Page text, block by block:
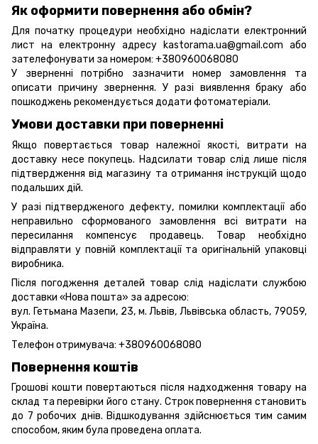
Як оформити повернення або обмін?
Для початку процедури необхідно надіслати електронний
лист на електронну адресу kastorama.ua@gmail.com або
зателефонувати за номером: +380960068080
У зверненні потрібно зазначити номер замовлення та
описати причину звернення. У разі виявлення браку або
пошкоджень рекомендується додати фотоматеріали.
Умови доставки при поверненні
Якщо повертається товар належної якості, витрати на
доставку несе покупець. Надсилати товар слід лише після
підтвердження від магазину та отримання інструкцій щодо
подальших дій.
У разі підтвердженого дефекту, помилки комплектації або
неправильно сформованого замовлення всі витрати на
пересилання компенсує продавець. Товар необхідно
відправляти у повній комплектації та оригінальній упаковці
виробника.
Після погодження деталей товар слід надіслати службою
доставки «Нова пошта» за адресою:
вул. Гетьмана Мазепи, 23, м. Львів, Львівська область, 79059,
Україна.
Телефон отримувача: +380960068080
Повернення коштів
Грошові кошти повертаються після надходження товару на
склад та перевірки його стану. Строк повернення становить
до 7 робочих днів. Відшкодування здійснюється тим самим
способом, яким була проведена оплата.